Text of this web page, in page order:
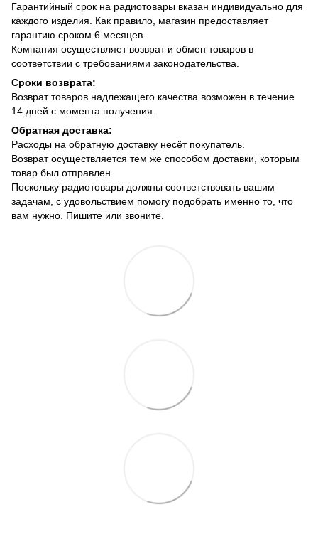
Гарантийный срок на радиотовары вказан индивидуально для
каждого изделия. Как правило, магазин предоставляет
гарантию сроком 6 месяцев.
Компания осуществляет возврат и обмен товаров в
соответствии с требованиями законодательства.
Сроки возврата:
Возврат товаров надлежащего качества возможен в течение
14 дней с момента получения.
Обратная доставка:
Расходы на обратную доставку несёт покупатель.
Возврат осуществляется тем же способом доставки, которым
товар был отправлен.
Поскольку радиотовары должны соответствовать вашим
задачам, с удовольствием помогу подобрать именно то, что
вам нужно. Пишите или звоните.